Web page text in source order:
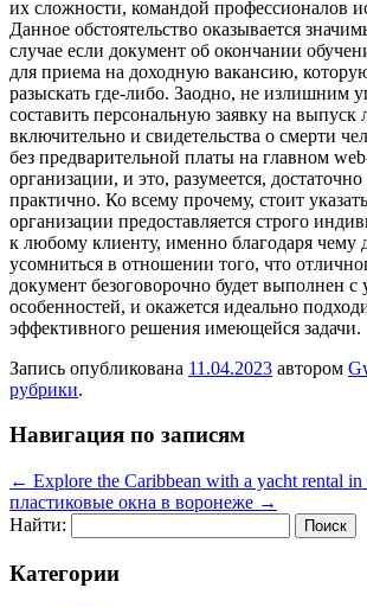
их сложности, командой профессионалов
Данное обстоятельство оказывается
случае если документ об окончании
для приема на доходную вакансию,
разыскать где-либо. Заодно, не излишним
составить персональную заявку на выпуск
включительно и свидетельства о смерти
без предварительной платы на главном
организации, и это, разумеется,
практично. Ко всему прочему, стоит
организации предоставляется строго
к любому клиенту, именно благодаря чему
усомниться в отношении того, что
документ безоговорочно будет выполнен с
особенностей, и окажется идеально
эффективного решения имеющейся задачи.
Запись опубликована 11.04.2023 автором
рубрики.
Навигация по записям
← Explore the Caribbean with a yacht rental in
пластиковые окна в воронеже →
Найти:
Категории